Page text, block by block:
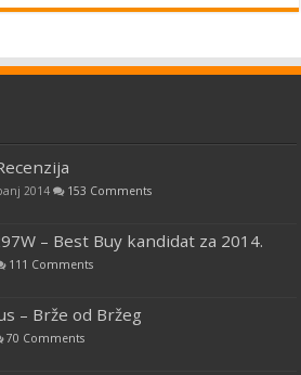
2014 153 Comments
– Best Buy kandidat za 2014.
111 Comments
– Brže od Bržeg
70 Comments